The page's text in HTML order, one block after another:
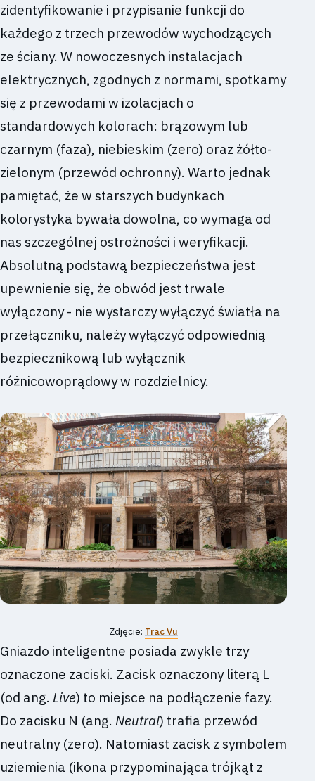
zidentyfikowanie i przypisanie funkcji do
każdego z trzech przewodów wychodzących
ze ściany. W nowoczesnych instalacjach
elektrycznych, zgodnych z normami, spotkamy
się z przewodami w izolacjach o
standardowych kolorach: brązowym lub
czarnym (faza), niebieskim (zero) oraz żółto-
zielonym (przewód ochronny). Warto jednak
pamiętać, że w starszych budynkach
kolorystyka bywała dowolna, co wymaga od
nas szczególnej ostrożności i weryfikacji.
Absolutną podstawą bezpieczeństwa jest
upewnienie się, że obwód jest trwale
wyłączony - nie wystarczy wyłączyć światła na
przełączniku, należy wyłączyć odpowiednią
bezpiecznikową lub wyłącznik
różnicowoprądowy w rozdzielnicy.
Zdjęcie: Trac Vu
Gniazdo inteligentne posiada zwykle trzy
oznaczone zaciski. Zacisk oznaczony literą L
(od ang. Live) to miejsce na podłączenie fazy.
Do zacisku N (ang. Neutral) trafia przewód
neutralny (zero). Natomiast zacisk z symbolem
uziemienia (ikona przypominająca trójkąt z